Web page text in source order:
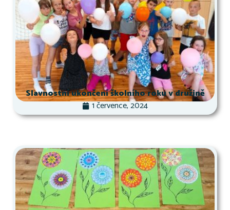
Slavnostní ukončení školního roku v družině
1 července, 2024